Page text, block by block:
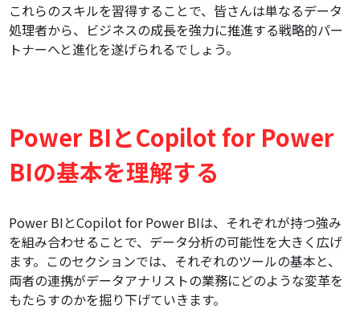
これらのスキルを習得することで、皆さんは単なるデータ
処理者から、ビジネスの成長を強力に推進する戦略的パー
トナーへと進化を遂げられるでしょう。
Power BIとCopilot for Power
BIの基本を理解する
Power BIとCopilot for Power BIは、それぞれが持つ強み
を組み合わせることで、データ分析の可能性を大きく広げ
ます。このセクションでは、それぞれのツールの基本と、
両者の連携がデータアナリストの業務にどのような変革を
もたらすのかを掘り下げていきます。